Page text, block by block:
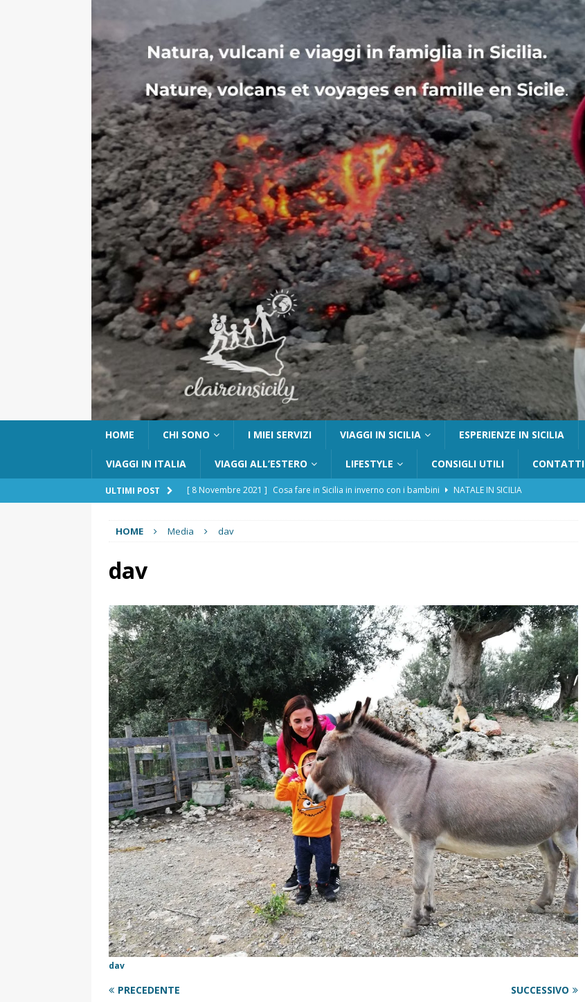
HOME CHI SONO I MIEI SERVIZI VIAGGI IN SICILIA ESPERIENZE IN SICILIA
VIAGGI IN ITALIA VIAGGI ALL’ESTERO LIFESTYLE CONSIGLI UTILI CONTATTI
ULTIMI POST [ 8 Novembre 2021 ] Cosa fare in Sicilia in inverno con i bambini
NATALE IN SICILIA
[ 6 Maggio 2026 ]
DOVE DORMIRE
[ 17 Dicembre 2025 ] Organizzare un viaggio in Sicilia con i bambini (senza stress)
CONSIGLI
UTILI
[ 14 Settembre 2025 ] Rifugi e Bivacchi sull’Etna: Guida Completa per Famiglie
SENTIERI,
PARCHI NATURALI E AREE PICNIC
[ 2 Aprile 2025 ]
Escursioni in Sicilia con bambini: itinerari imperdibili (+ consigli utili)- Parte 1
VIAGGI IN SICILIA
[ 17 Settembre 2023 ] Vendemmia con i bambini in Sicilia, dove andare?
FATTORIE
DIDATTICHE
[ 19 Gennaio 2023 ] Visitare la Fiumara d’Arte con i bambini, quando la natura incontra l’arte
VIAGGI IN SICILIA
[ 20 Marzo 2022 ] Cosa fare in Sicilia con i bambini: mare, attività e tour a prova di famiglia
VIAGGI IN SICILIA
HOME Media dav
dav
dav
PRECEDENTE SUCCESSIVO